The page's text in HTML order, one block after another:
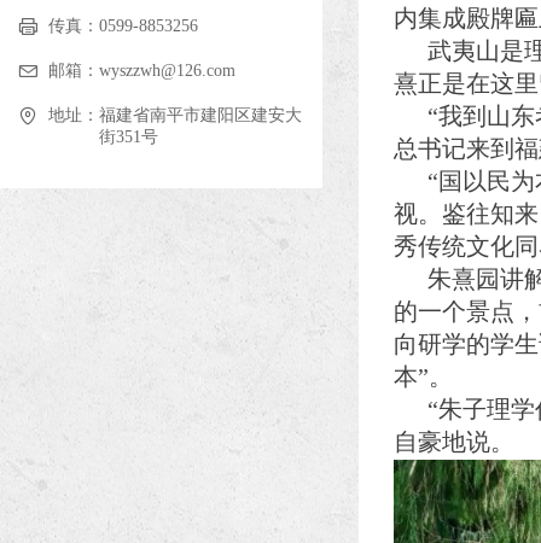
传真： 0599-8853256
邮箱： wyszzwh@126.com
地址： 福建省南平市建阳区建安大
街351号
内集成殿牌
武夷山是
熹正是在这
“我到山
总书记来到
“国以民
视。鉴往知
秀传统文化
朱熹园讲
的一个景点
向研学的学
本”。
“朱子理
自豪地说。